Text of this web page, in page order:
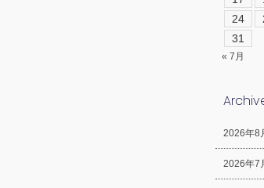
24
31
« 7月
2026年8
2026年7